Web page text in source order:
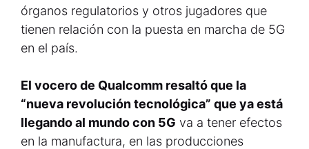
órganos regulatorios y otros jugadores que
tienen relación con la puesta en marcha de 5G
en el país.
El vocero de Qualcomm resaltó que la
“nueva revolución tecnológica” que ya está
llegando al mundo con 5G va a tener efectos
en la manufactura, en las producciones